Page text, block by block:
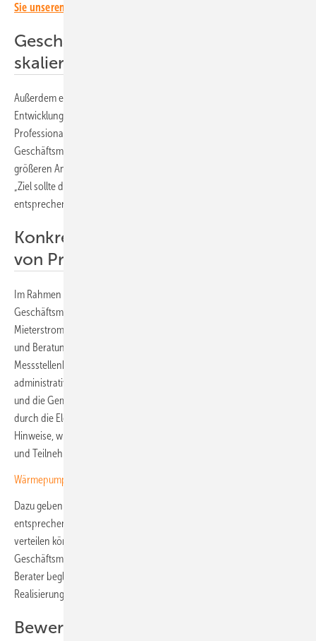
Sie unseren kostenlosen Investoren-Newsletter.
Geschäftsfeld optimieren und
skalieren
Außerdem erarbeiten die Berater und die Gemeinschaften eine
Entwicklungsstrategie sowie die Organisationsentwicklung und
Professionalisierung. „Denn erfahrungsgemäß lohnen sich
Geschäftsmodelle im Bereich Mehrfamilienhaus vor allem bei einer
größeren Anzahl ähnlich gelagerter Projekte“, begründen die Partner.
„Ziel sollte daher eine Skalierung des Geschäftsmodells sein, was
entsprechende Kapazitäten und Strukturen voraussetzt.“
Konkrete Beratung zur Realisierung
von Projekten
Im Rahmen der Beratung entwickeln die Gemeinschaften mögliche
Geschäftsmodelle im Bereich Mehrfamilienhäuser. Dazu gehören
Mieterstrom, gemeinschaftliche Gebäudeversorgung, Pachtmodelle
und Beratungsangebote. Die Beratung umfasst auch Lösungen beim
Messstellenbetrieb, bei der Abrechnung und bei weiteren
administrativen Herausforderungen. Zudem besprechen die Berater
und die Gemeinschaften die Möglichkeiten der Sektorenkopplung
durch die Elektrifizierung von Wärme und Mobilität. Sie geben auch
Hinweise, wie die Energiegemeinschaften die Zielgruppe ansprechen
und Teilnehmer akquirieren können.
Wärmepumpen in der Kaskade beheizen Mehrfamilienhäuser
Dazu geben sie Hinweise, wie die Energiegemeinschaften die
entsprechenden Kompetenzen aufbauen und die einzelnen Aufgaben
verteilen können. Das Ziel ist die Optimierung und Skalierung des
Geschäftsmodells mit Solaranlagen auf Mehrfamilienhäusern. Die
Berater begleiten die Energiegemeinschaften auch bei der
Realisierung von konkreten Projekten.
Bewerbung einreichen